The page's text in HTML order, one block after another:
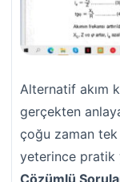
Alternatif akım
gerçekten
çoğu zaman tek
yeterince pratik
Çözümlü